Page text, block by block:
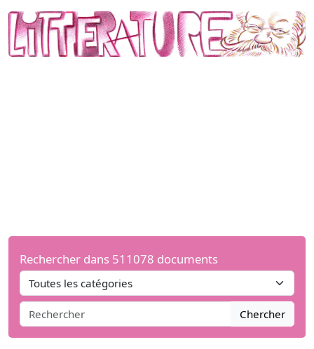
Rechercher dans 511078 documents
Chercher